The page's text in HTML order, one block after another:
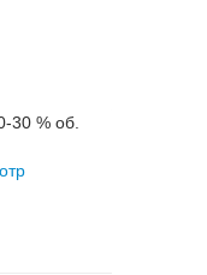
30 % об.